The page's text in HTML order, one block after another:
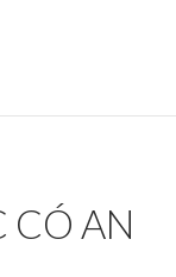
CÓ AN